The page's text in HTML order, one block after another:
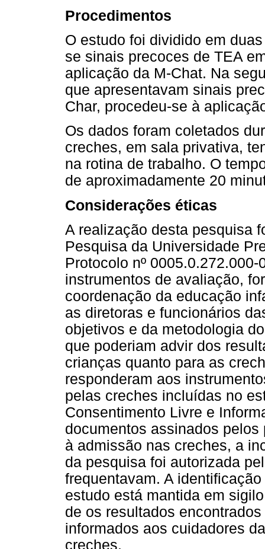
Procedimentos
O estudo foi dividido em
se sinais precoces de TEA
aplicação da M-Chat. Na
que apresentavam sinais
Char, procedeu-se à
Os dados foram coletados
creches, em sala privativa,
na rotina de trabalho. O
de aproximadamente 20
Considerações éticas
A realização desta pesquisa
Pesquisa da Universidade
Protocolo nº
instrumentos de avaliação,
coordenação da educação
as diretoras e funcionários
objetivos e da metodologia
que poderiam advir dos
crianças quanto para as
responderam aos
pelas creches incluídas no
Consentimento Livre e
documentos assinados
à admissão nas creches, a
da pesquisa foi autorizada
frequentavam. A
estudo está mantida em
de os resultados
informados aos cuidadores
creches.